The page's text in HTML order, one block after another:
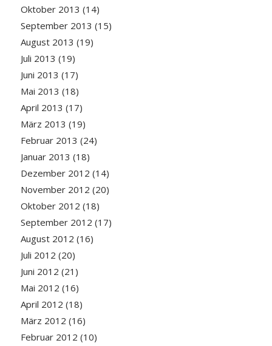
Oktober 2013 (14)
September 2013 (15)
August 2013 (19)
Juli 2013 (19)
Juni 2013 (17)
Mai 2013 (18)
April 2013 (17)
März 2013 (19)
Februar 2013 (24)
Januar 2013 (18)
Dezember 2012 (14)
November 2012 (20)
Oktober 2012 (18)
September 2012 (17)
August 2012 (16)
Juli 2012 (20)
Juni 2012 (21)
Mai 2012 (16)
April 2012 (18)
März 2012 (16)
Februar 2012 (10)